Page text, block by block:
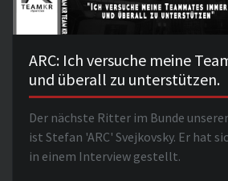
ARC: Ich versuche meine
und überall zu unterstützen.
Der nächste Ritter im Bunde
ist Stefan 'ARC' Svejkovsky. Er hat
in einem Interview gestellt.